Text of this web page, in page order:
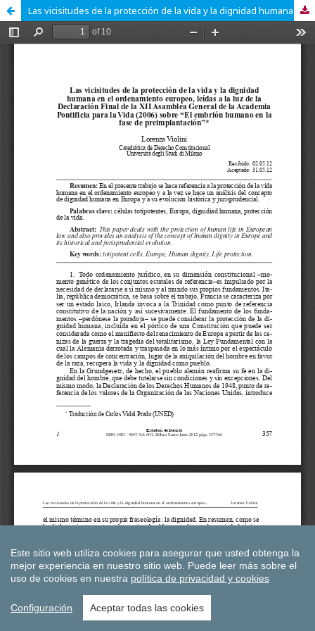
Las vicisitudes de la protección de la vida y la dignidad humana en el ordenamiento europeo, leídas de la Declaración Final de la XII Asamblea General de la Academia Pontificia para la Vida (2006) sobre «El embrión humano en la fase de preimplantación»
Este sitio web utiliza cookies para asegurar que usted obtenga la
mejor experiencia en nuestro sitio web. Puede leer más sobre el
uso de cookies en nuestra política de privacidad y cookies
Configuración Aceptar todas las cookies